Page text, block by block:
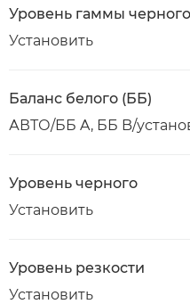
Уровень гаммы черного
Установить
Баланс белого (ББ)
АВТО/ББ A, ББ B/
Уровень черного
Установить
Уровень резкости
Установить